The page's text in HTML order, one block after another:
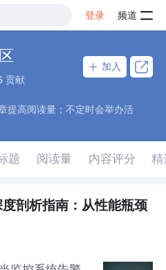
登录 频道
贡献
加入
提高阅读量；不定时会举办活
题 阅读量 内容评分 精
剖析指南：从性能瓶颈